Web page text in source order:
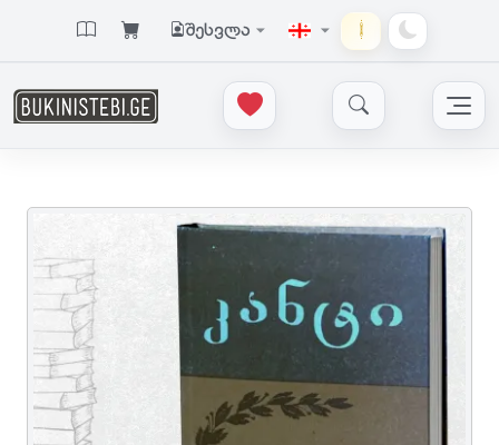
შესვლა